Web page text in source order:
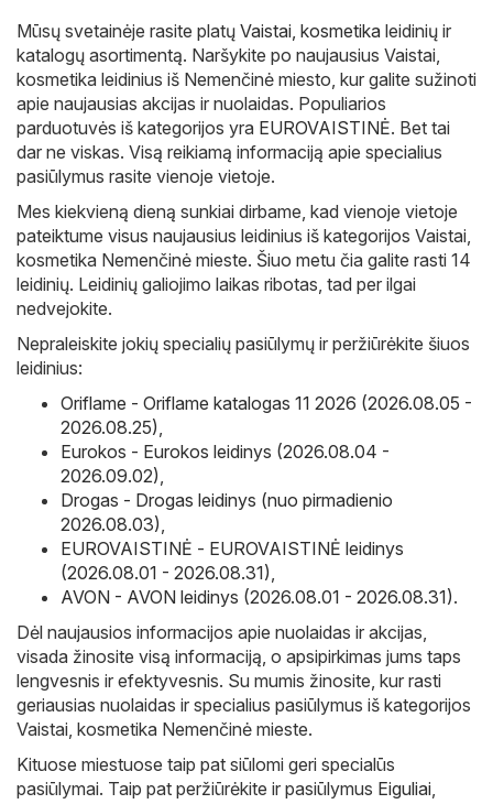
Mūsų svetainėje rasite platų Vaistai, kosmetika leidinių ir
katalogų asortimentą. Naršykite po naujausius Vaistai,
kosmetika leidinius iš Nemenčinė miesto, kur galite sužinoti
apie naujausias akcijas ir nuolaidas. Populiarios
parduotuvės iš kategorijos yra EUROVAISTINĖ. Bet tai
dar ne viskas. Visą reikiamą informaciją apie specialius
pasiūlymus rasite vienoje vietoje.
Mes kiekvieną dieną sunkiai dirbame, kad vienoje vietoje
pateiktume visus naujausius leidinius iš kategorijos Vaistai,
kosmetika Nemenčinė mieste. Šiuo metu čia galite rasti 14
leidinių. Leidinių galiojimo laikas ribotas, tad per ilgai
nedvejokite.
Nepraleiskite jokių specialių pasiūlymų ir peržiūrėkite šiuos
leidinius:
Oriflame - Oriflame katalogas 11 2026 (2026.08.05 -
2026.08.25),
Eurokos - Eurokos leidinys (2026.08.04 -
2026.09.02),
Drogas - Drogas leidinys (nuo pirmadienio
2026.08.03),
EUROVAISTINĖ - EUROVAISTINĖ leidinys
(2026.08.01 - 2026.08.31),
AVON - AVON leidinys (2026.08.01 - 2026.08.31).
Dėl naujausios informacijos apie nuolaidas ir akcijas,
visada žinosite visą informaciją, o apsipirkimas jums taps
lengvesnis ir efektyvesnis. Su mumis žinosite, kur rasti
geriausias nuolaidas ir specialius pasiūlymus iš kategorijos
Vaistai, kosmetika Nemenčinė mieste.
Kituose miestuose taip pat siūlomi geri specialūs
pasiūlymai. Taip pat peržiūrėkite ir pasiūlymus Eiguliai,